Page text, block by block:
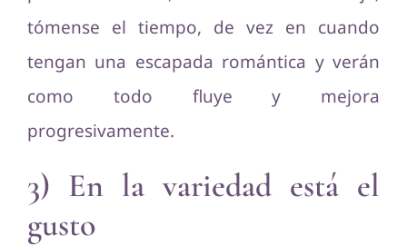
tómense el tiempo, de vez en cuando
tengan una escapada romántica y verán
como todo fluye y mejora
progresivamente.
3) En la variedad está el
gusto